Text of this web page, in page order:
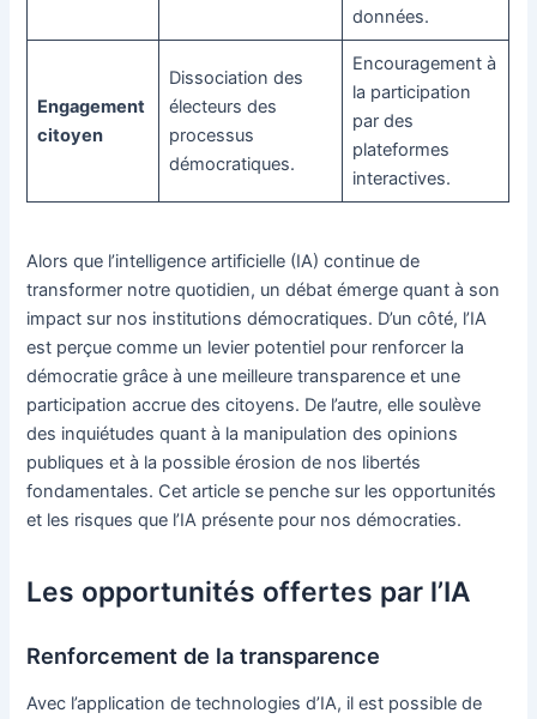
données.
Engagement
citoyen
Dissociation des
électeurs des
processus
démocratiques.
Encouragement à
la participation
par des
plateformes
interactives.
Alors que l’intelligence artificielle (IA) continue de
transformer notre quotidien, un débat émerge quant à son
impact sur nos institutions démocratiques. D’un côté, l’IA
est perçue comme un levier potentiel pour renforcer la
démocratie grâce à une meilleure transparence et une
participation accrue des citoyens. De l’autre, elle soulève
des inquiétudes quant à la manipulation des opinions
publiques et à la possible érosion de nos libertés
fondamentales. Cet article se penche sur les opportunités
et les risques que l’IA présente pour nos démocraties.
Les opportunités offertes par l’IA
Renforcement de la transparence
Avec l’application de technologies d’IA, il est possible de